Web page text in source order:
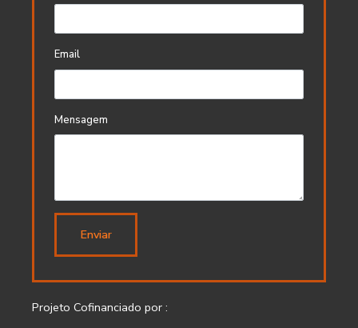
Email
Mensagem
Enviar
Projeto Cofinanciado por :